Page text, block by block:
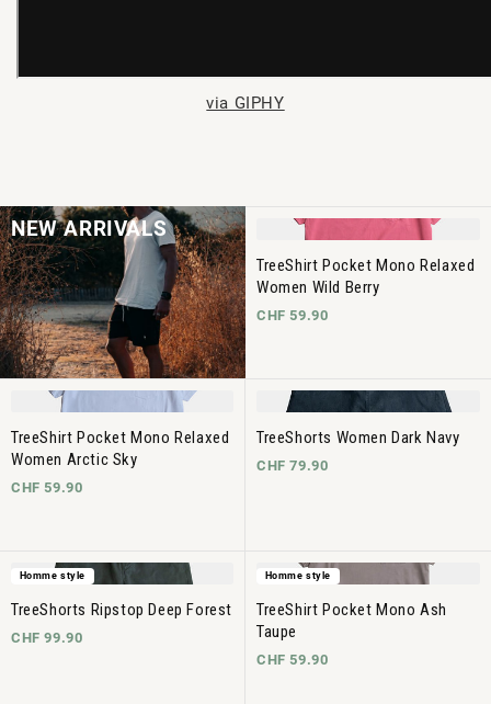
via GIPHY
NEW ARRIVALS
TreeShirt Pocket Mono Relaxed
Women Wild Berry
CHF 59.90
TreeShirt Pocket Mono Relaxed
Women Arctic Sky
CHF 59.90
TreeShorts Women Dark Navy
CHF 79.90
Homme style
TreeShorts Ripstop Deep Forest
CHF 99.90
Homme style
TreeShirt Pocket Mono Ash
Taupe
CHF 59.90